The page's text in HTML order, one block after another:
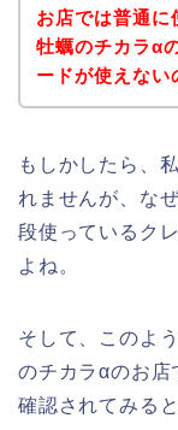
お店では普通に
牡蠣のチカラα
ードが使えない
もしかしたら、
れませんが、な
段使っているク
よね。
そして、このよ
のチカラαのお店
確認されてみる